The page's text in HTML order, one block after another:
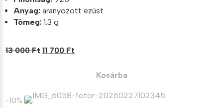
Anyag: aranyozott ezüst
Tömeg: 1.3 g
13 000Ft Original
000 Ft.
11 700 Ft
700 Ft.
Kosárba
-10%